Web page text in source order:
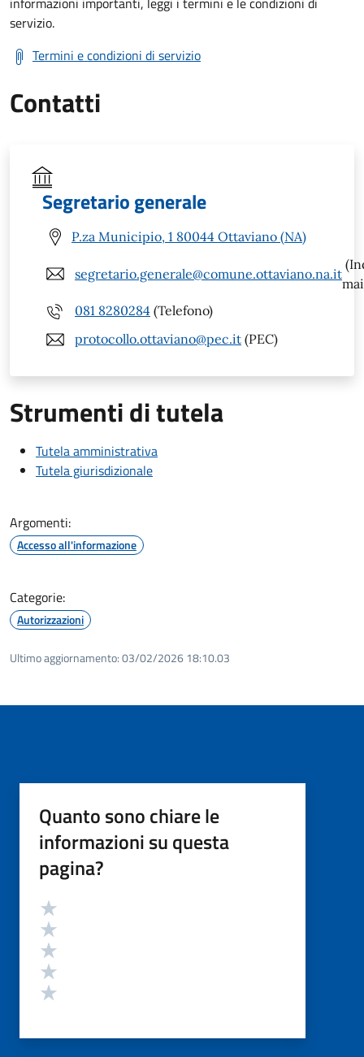
servizio.
Termini e condizioni di servizio
Contatti
Segretario generale
P.za Municipio, 1 80044 Ottaviano (NA)
segretario.generale@comune.ottaviano.na.it
081 8280284 (Telefono)
protocollo.ottaviano@pec.it (PEC)
Strumenti di tutela
Tutela amministrativa
Tutela giurisdizionale
Argomenti:
Accesso all'informazione
Categorie:
Autorizzazioni
Ultimo aggiornamento:03/02/2026 18:10.03
Quanto sono chiare le
informazioni su questa
pagina?
Valutazione